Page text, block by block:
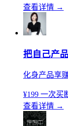
查看详情 →
把自己产
化身产品享
¥199 一次买
查看详情 →